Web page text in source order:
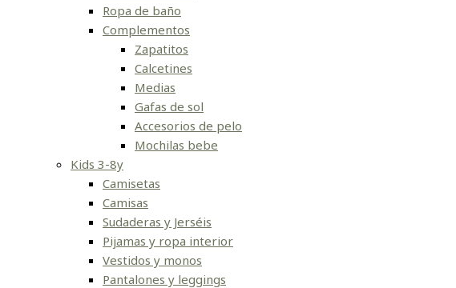
Ropa de baño
Complementos
Zapatitos
Calcetines
Medias
Gafas de sol
Accesorios de pelo
Mochilas bebe
Kids 3-8y
Camisetas
Camisas
Sudaderas y Jerséis
Pijamas y ropa interior
Vestidos y monos
Pantalones y leggings